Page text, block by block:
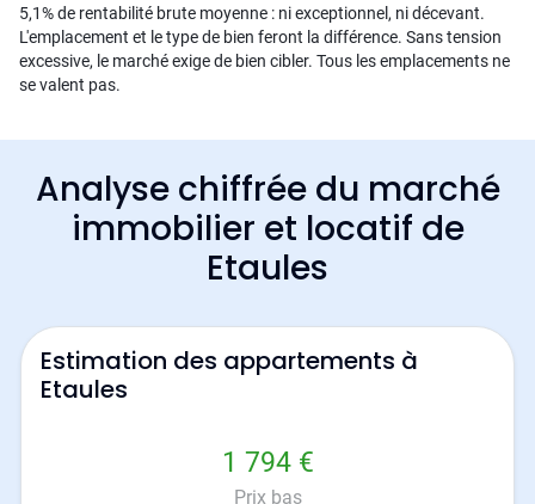
5,1% de rentabilité brute moyenne : ni exceptionnel, ni décevant.
L'emplacement et le type de bien feront la différence. Sans tension
excessive, le marché exige de bien cibler. Tous les emplacements ne
se valent pas.
Analyse chiffrée du marché
immobilier et locatif de
Etaules
Estimation des appartements à
Etaules
1 794 €
Prix bas